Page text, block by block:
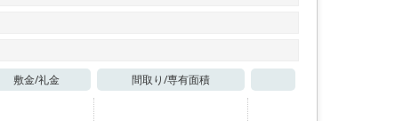
敷金/礼金 間取り/専有面積